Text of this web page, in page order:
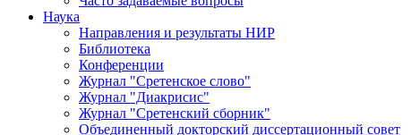
Наука
Направления и результаты НИР
Библиотека
Конференции
Журнал "Сретенское слово"
Журнал "Диакрисис"
Журнал "Сретенский сборник"
Объединенный докторский диссертационный совет